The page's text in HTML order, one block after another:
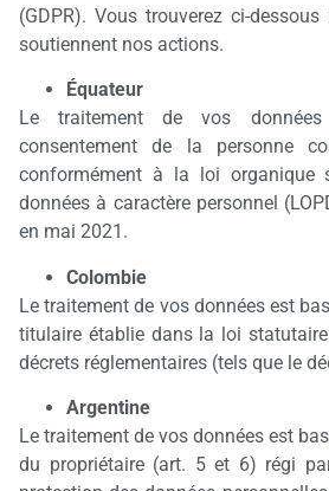
(GDPR). Vous trouverez ci-
soutiennent nos actions.
Équateur
Le traitement de vos
consentement de la personne
conformément à la loi organique
données à caractère personnel
en mai 2021.
Colombie
Le traitement de vos données est
titulaire établie dans la loi
décrets réglementaires (tels que le
Argentine
Le traitement de vos données est
du propriétaire (art. 5 et 6) régi